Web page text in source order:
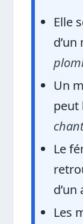
Elle
d’un
Un
peut
Le
Les